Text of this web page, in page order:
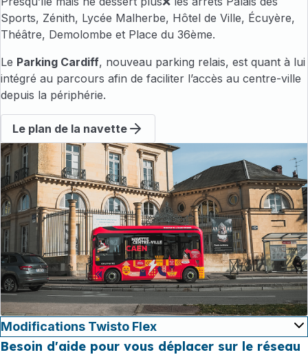
Sports, Zénith, Lycée Malherbe, Hôtel de Ville, Écuyère,
Théâtre, Demolombe et Place du 36ème.
Le Parking Cardiff, nouveau parking relais, est quant à lui
intégré au parcours afin de faciliter l’accès au centre-ville
depuis la périphérie.
Le plan de la navette
Modifications Twisto Flex
Besoin d'aide pour vous déplacer sur le réseau